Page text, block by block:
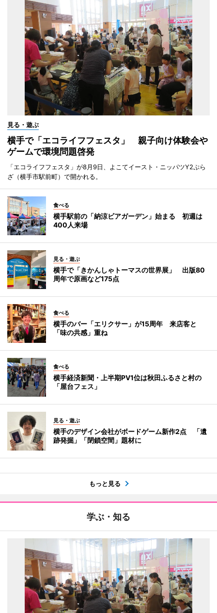
見る・遊ぶ
横手で「エコライフフェスタ」 親子向け体験会や
ゲームで環境問題啓発
「エコライフフェスタ」が8月9日、よこてイースト・ニッパツY2ぷら
ざ（横手市駅前町）で開かれる。
食べる
横手駅前の「納涼ビアガーデン」始まる 初週は
400人来場
見る・遊ぶ
横手で「きかんしゃトーマスの世界展」 出版80
周年で原画など175点
食べる
横手のバー「エリクサー」が15周年 来店客と
「味の共感」重ね
食べる
横手経済新聞・上半期PV1位は秋田ふるさと村の
「屋台フェス」
見る・遊ぶ
横手のデザイン会社がボードゲーム新作2点 「遺
跡発掘」「閉鎖空間」題材に
もっと見る
学ぶ・知る